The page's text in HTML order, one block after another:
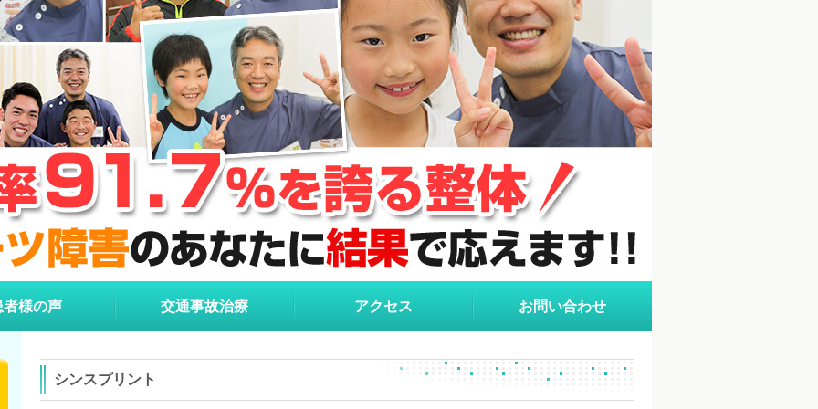
者様の声 交通事故治療 アクセス お問い合わせ
シンスプリント